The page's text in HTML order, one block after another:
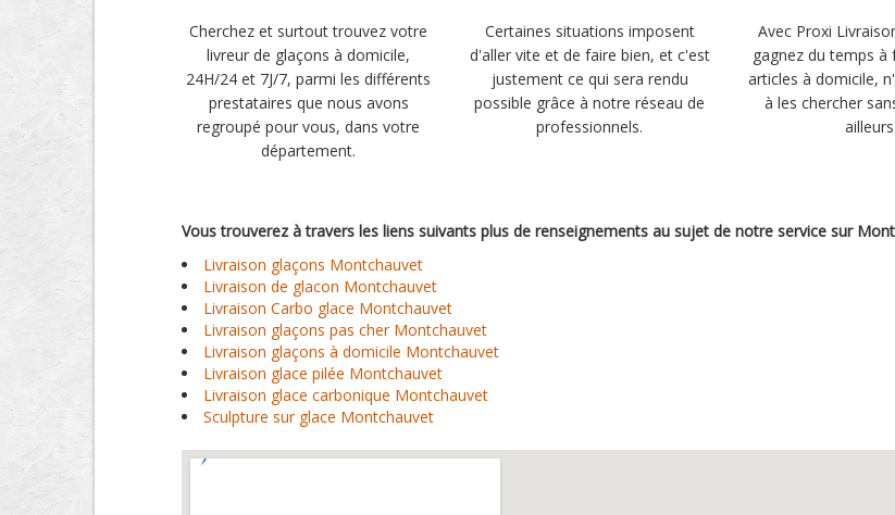
Cherchez et surtout trouvez votre
livreur de glaçons à domicile,
24H/24 et 7J/7, parmi les différents
prestataires que nous avons
regroupé pour vous, dans votre
département.
Certaines situations imposent
d'aller vite et de faire bien, et c'est
justement ce qui sera rendu
possible grâce à notre réseau de
professionnels.
Avec Proxi
gagnez du temps à
articles à domicile,
à les chercher
ailleurs.
Vous trouverez à travers les liens suivants plus de renseignements au sujet de notre service sur
Livraison glaçons Montchauvet
Livraison de glacon Montchauvet
Livraison Carbo glace Montchauvet
Livraison glaçons pas cher Montchauvet
Livraison glaçons à domicile Montchauvet
Livraison glace pilée Montchauvet
Livraison glace carbonique Montchauvet
Sculpture sur glace Montchauvet